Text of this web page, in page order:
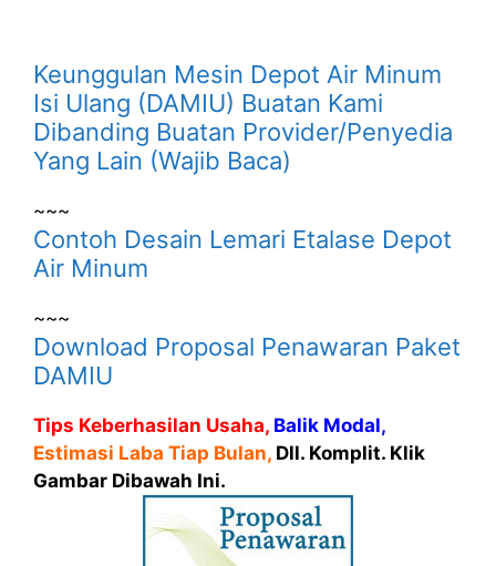
Keunggulan Mesin Depot Air Minum
Isi Ulang (DAMIU) Buatan Kami
Dibanding Buatan Provider/Penyedia
Yang Lain (Wajib Baca)
~~~
Contoh Desain Lemari Etalase Depot
Air Minum
~~~
Download Proposal Penawaran Paket
DAMIU
Tips Keberhasilan Usaha, Balik Modal,
Estimasi Laba Tiap Bulan, Dll. Komplit. Klik
Gambar Dibawah Ini.